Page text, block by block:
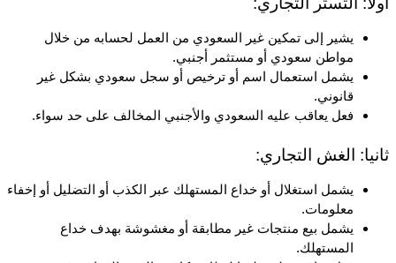
مواطن سعودي أو مستثمر أجنبي.
قانوني.
فعل يعاقب عليه السعودي والأجنبي المخالف على حد سواء.
ثانيا: الغش التجاري:
معلومات.
المستهلك.